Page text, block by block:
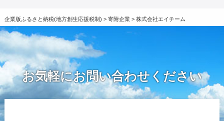
企業版ふるさと納税(地方創生応援税制) > 寄附企業> 株式会社エイチーム
お気軽にお問い合わせください